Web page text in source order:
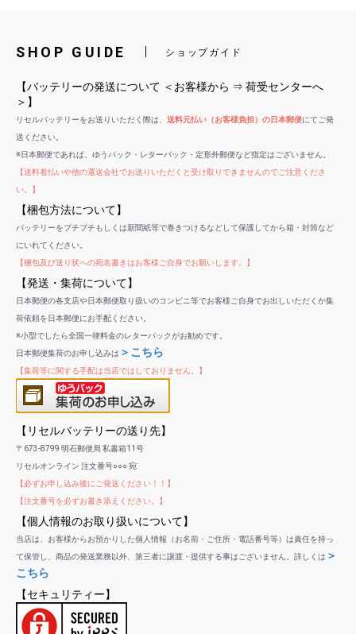
SHOP GUIDE ショップガイド
【バッテリーの発送について ＜お客様から ⇒ 荷受センターへ
＞】
リセルバッテリーをお送りいただく際は、 送料元払い（お客様負担）の日本郵便にてご発
送ください。
※日本郵便であれば、ゆうパック・レターパック・定形外郵便など指定はございません。
【送料着払いや他の運送会社でお送りいただくと受け取りできませんのでご注意くださ
い。】
【梱包方法について】
バッテリーをプチプチもしくは新聞紙等で巻きつけるなどして保護してから箱・封筒など
にいれてください。
【梱包及び送り状への宛名書きはお客様ご自身でお願いします。】
【発送・集荷について】
日本郵便の各支店や日本郵便取り扱いのコンビニ等でお客様ご自身でお出しいただくか集
荷依頼を日本郵便にお手配ください。
※小型でしたら全国一律料金のレターパックがお勧めです。
日本郵便集荷のお申し込みは ＞こちら
【集荷等に関する手配は当店ではしておりません。】
【リセルバッテリーの送り先】
〒673-8799 明石郵便局 私書箱11号
リセルオンライン 注文番号○○○ 宛
【必ずお申し込み後にご発送ください！！】
【注文番号を必ずお書き添えください。】
【個人情報のお取り扱いについて】
当店は、お客様からお預かりした個人情報（お名前・ご住所・電話番号等）は責任を持っ
て保管し、商品の発送業務以外、第三者に譲渡・提供する事はございません。詳しくは ＞
こちら
【セキュリティー】